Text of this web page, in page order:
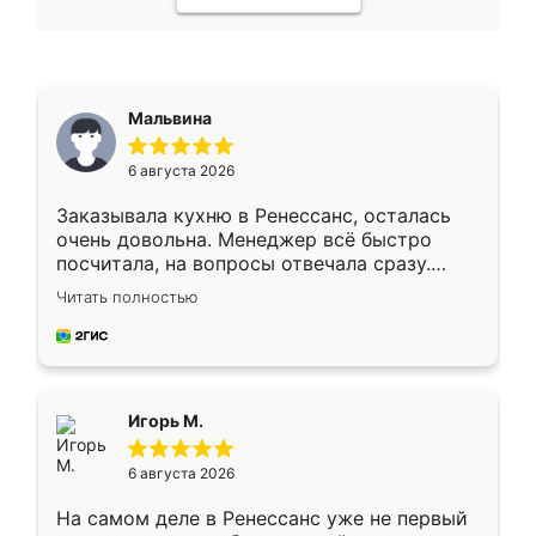
Мальвина
6 августа 2026
Заказывала кухню в Ренессанс, осталась
очень довольна. Менеджер всё быстро
посчитала, на вопросы отвечала сразу.
Замерщик приехал в субботу, подошёл к
делу со всей ответственностью. Собрали
за день, ребята работали аккуратно, даже
Читать полностью
Игорь М.
6 августа 2026
На самом деле в Ренессанс уже не первый